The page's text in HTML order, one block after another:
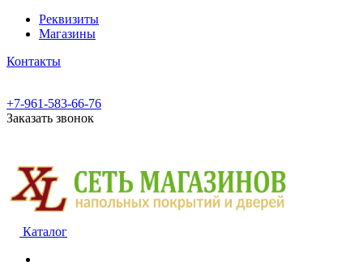
Реквизиты
Магазины
Контакты
+7-961-583-66-76
Заказать звонок
Каталог